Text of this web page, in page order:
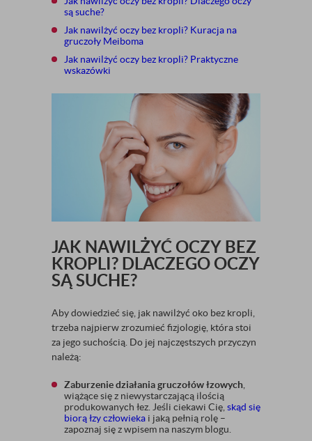
są suche?
Jak nawilżyć oczy bez kropli? Kuracja na
gruczoły Meiboma
Jak nawilżyć oczy bez kropli? Praktyczne
wskazówki
JAK NAWILŻYĆ OCZY BEZ
KROPLI? DLACZEGO OCZY
SĄ SUCHE?
Aby dowiedzieć się, jak nawilżyć oko bez kropli,
trzeba najpierw zrozumieć fizjologię, która stoi
za jego suchością. Do jej najczęstszych przyczyn
należą:
Zaburzenie działania gruczołów łzowych
wiążące się z niewystarczającą ilością
produkowanych łez. Jeśli ciekawi Cię, skąd się
biorą łzy człowieka i jaką pełnią rolę –
zapoznaj się z wpisem na naszym blogu.